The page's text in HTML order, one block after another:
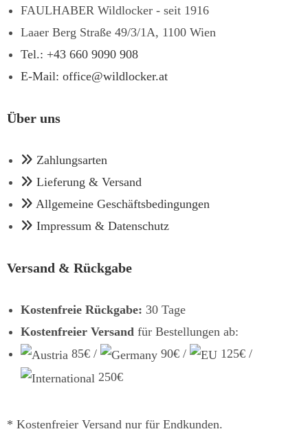
FAULHABER Wildlocker - seit 1916
Laaer Berg Straße 49/3/1A, 1100 Wien
Tel.: +43 660 9090 908
E-Mail: office@wildlocker.at
Über uns
Zahlungsarten
Lieferung & Versand
Allgemeine Geschäftsbedingungen
Impressum & Datenschutz
Versand & Rückgabe
Kostenfreie Rückgabe: 30 Tage
Kostenfreier Versand für Bestellungen ab:
85€ /
90€ /
125€ /
250€
* Kostenfreier Versand nur für Endkunden.